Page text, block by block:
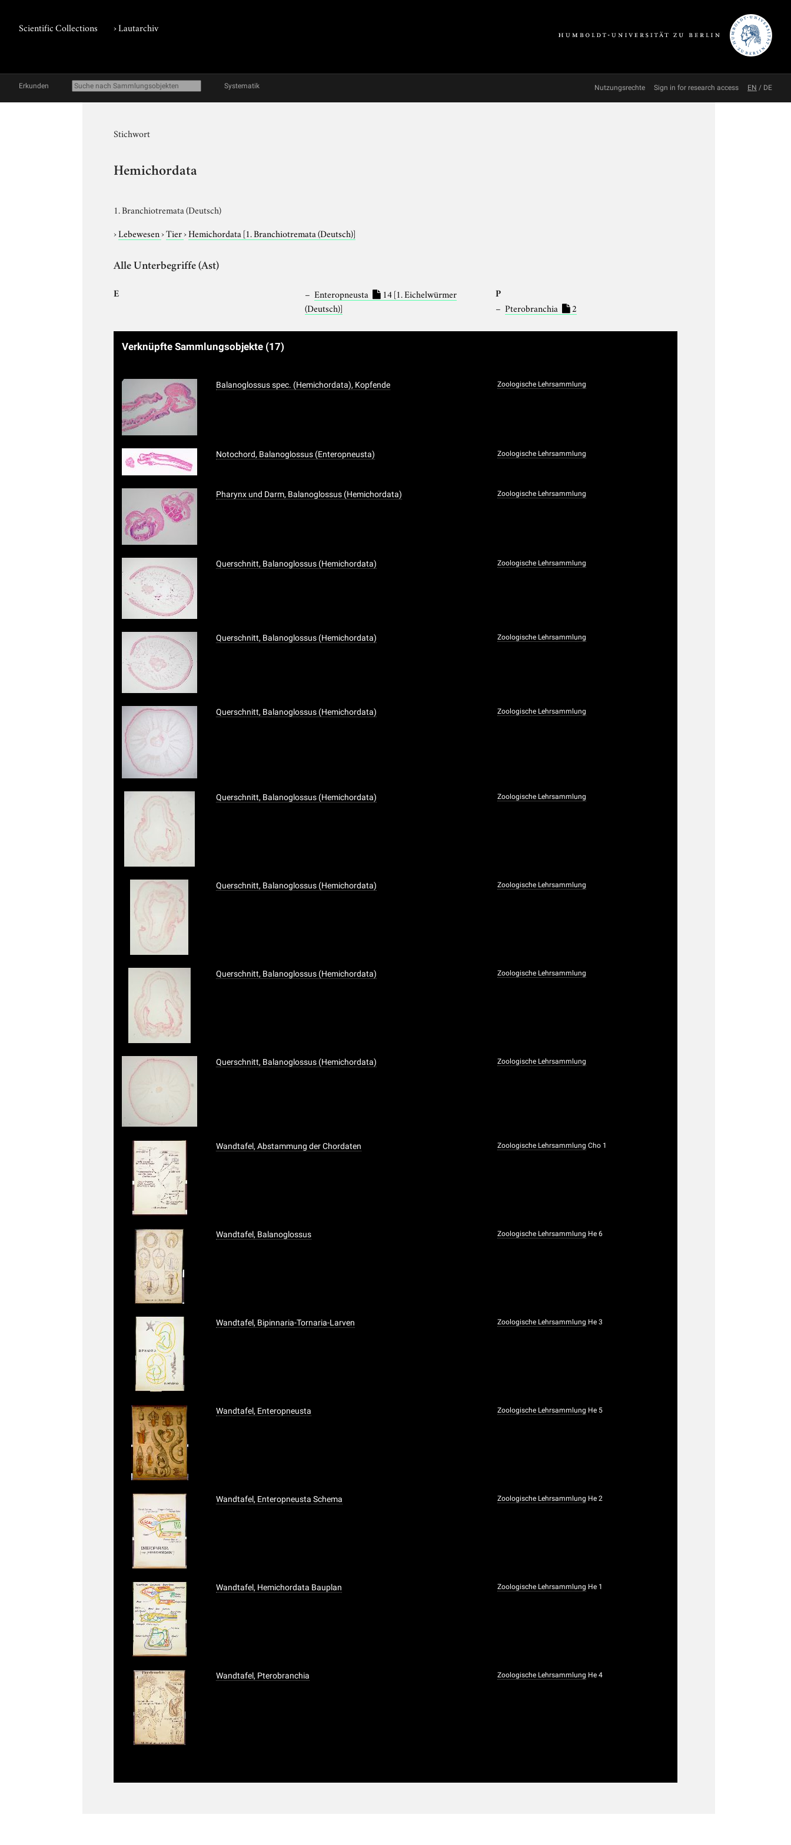
Scientific Collections ›Lautarchiv
Erkunden Systematik Nutzungsrechte Sign in for research access EN / DE
Stichwort
Hemichordata
1. Branchiotremata (Deutsch)
›Lebewesen›Tier›Hemichordata [1. Branchiotremata (Deutsch)]
Alle Unterbegriffe (Ast)
E Enteropneusta 14[1. Eichelwürmer
(Deutsch)]
P
Pterobranchia 2
Verknüpfte Sammlungsobjekte (17)
Balanoglossus spec. (Hemichordata), Kopfende Zoologische Lehrsammlung
Notochord, Balanoglossus (Enteropneusta) Zoologische Lehrsammlung
Pharynx und Darm, Balanoglossus (Hemichordata) Zoologische Lehrsammlung
Querschnitt, Balanoglossus (Hemichordata) Zoologische Lehrsammlung
Querschnitt, Balanoglossus (Hemichordata) Zoologische Lehrsammlung
Querschnitt, Balanoglossus (Hemichordata) Zoologische Lehrsammlung
Querschnitt, Balanoglossus (Hemichordata) Zoologische Lehrsammlung
Querschnitt, Balanoglossus (Hemichordata) Zoologische Lehrsammlung
Querschnitt, Balanoglossus (Hemichordata) Zoologische Lehrsammlung
Querschnitt, Balanoglossus (Hemichordata) Zoologische Lehrsammlung
Wandtafel, Abstammung der Chordaten Zoologische Lehrsammlung Cho 1
Wandtafel, Balanoglossus Zoologische Lehrsammlung He 6
Wandtafel, Bipinnaria-Tornaria-Larven Zoologische Lehrsammlung He 3
Wandtafel, Enteropneusta Zoologische Lehrsammlung He 5
Wandtafel, Enteropneusta Schema Zoologische Lehrsammlung He 2
Wandtafel, Hemichordata Bauplan Zoologische Lehrsammlung He 1
Wandtafel, Pterobranchia Zoologische Lehrsammlung He 4